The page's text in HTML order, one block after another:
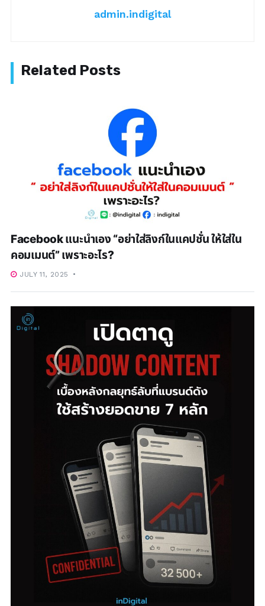
admin.indigital
Facebook แนะนำเอง “อย่าใส่ลิงก์ในแคปชั่น ให้ใส่ใน
คอมเมนต์” เพราะอะไร?
JULY 11, 2025